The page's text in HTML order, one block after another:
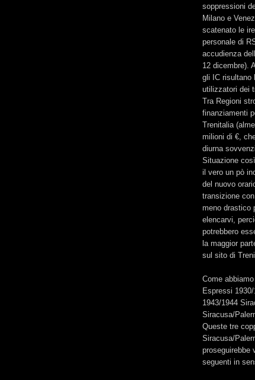
soppressioni
Milano e
scatenato le
personale di
accudienza
12 dicembre).
gli IC risultano
utilizzatori dei
Tra Regioni
finanziamenti
Trenitalia
milioni di €,
diurna
Situazione
il vero un pò
del nuovo
transizione
meno drastico
elencarvi,
potrebbero
la maggior
sul sito di
Come
Espressi
1943/1944
Siracusa/
Queste tre
Siracusa/
proseguirebbe
seguenti in